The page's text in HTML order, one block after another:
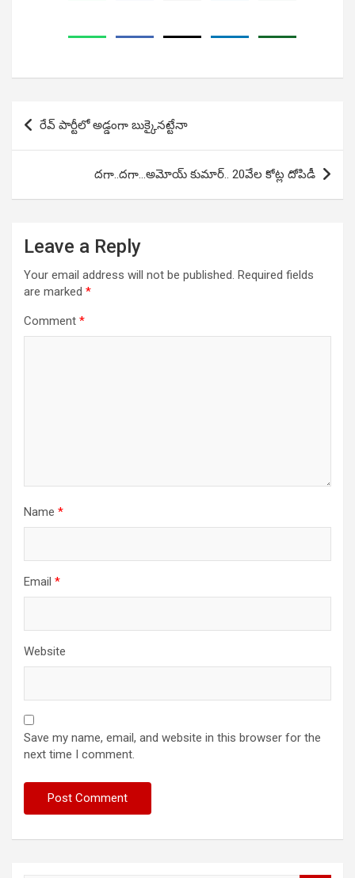
Post
navigation
రేవ్ పార్టీలో అడ్డంగా బుక్కైనట్టేనా
దగా..దగా…అమోయ్ కుమార్.. 20వేల కోట్ల దోపిడీ
Leave a Reply
Your email address will not be published. Required fields
are marked *
Comment *
Name *
Email *
Website
Save my name, email, and website in this browser for the
next time I comment.